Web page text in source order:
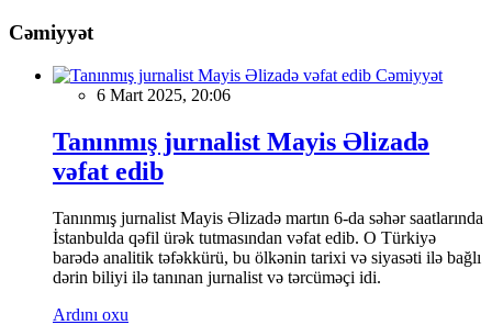
Cəmiyyət
Cəmiyyət
6 Mart 2025, 20:06
Tanınmış jurnalist Mayis Əlizadə
vəfat edib
Tanınmış jurnalist Mayis Əlizadə martın 6-da səhər saatlarında
İstanbulda qəfil ürək tutmasından vəfat edib. O Türkiyə
barədə analitik təfəkkürü, bu ölkənin tarixi və siyasəti ilə bağlı
dərin biliyi ilə tanınan jurnalist və tərcüməçi idi.
Ardını oxu